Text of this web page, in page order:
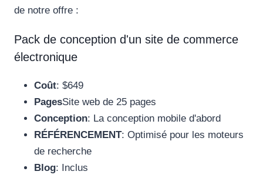
de notre offre :
Pack de conception d'un site de commerce
électronique
Coût: $649
PagesSite web de 25 pages
Conception: La conception mobile d'abord
RÉFÉRENCEMENT: Optimisé pour les moteurs
de recherche
Blog: Inclus